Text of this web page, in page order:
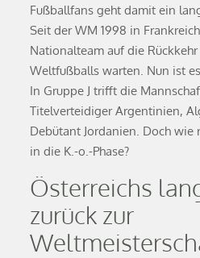
Fußballfans geht damit ein
Seit der WM 1998 in
Nationalteam auf die
Weltfußballs warten. Nun ist
In Gruppe J trifft die
Titelverteidiger Argentinien,
Debütant Jordanien. Doch wie
in die K.-o.-Phase?
Österreichs
zurück zur